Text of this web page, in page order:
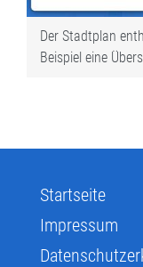
Der Stadtplan
Beispiel eine
Startseite
Impressum